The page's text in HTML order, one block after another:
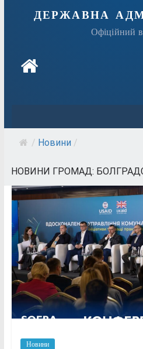
державна
Офіційний
/ Новини /
НОВИНИ ГРОМАД:
Новини